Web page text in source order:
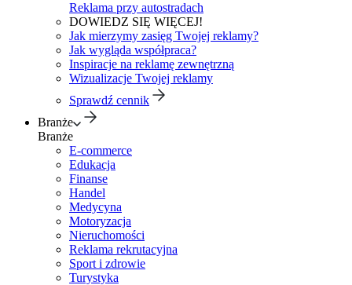
Reklama przy autostradach
DOWIEDZ SIĘ WIĘCEJ!
Jak mierzymy zasięg Twojej reklamy?
Jak wygląda współpraca?
Inspiracje na reklamę zewnętrzną
Wizualizacje Twojej reklamy
Sprawdź cennik
Branże
Branże
E-commerce
Edukacja
Finanse
Handel
Medycyna
Motoryzacja
Nieruchomości
Reklama rekrutacyjna
Sport i zdrowie
Turystyka